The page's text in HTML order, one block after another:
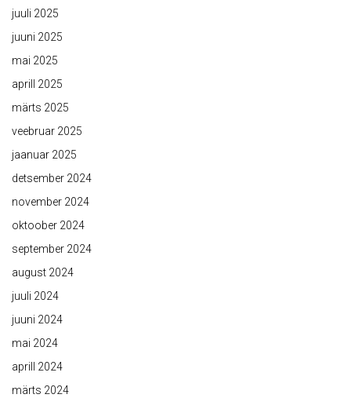
juuli 2025
juuni 2025
mai 2025
aprill 2025
märts 2025
veebruar 2025
jaanuar 2025
detsember 2024
november 2024
oktoober 2024
september 2024
august 2024
juuli 2024
juuni 2024
mai 2024
aprill 2024
märts 2024